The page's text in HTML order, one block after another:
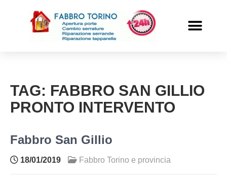
TAG: FABBRO SAN GILLIO
PRONTO INTERVENTO
Fabbro San Gillio
18/01/2019 Fabbro Torino e provincia